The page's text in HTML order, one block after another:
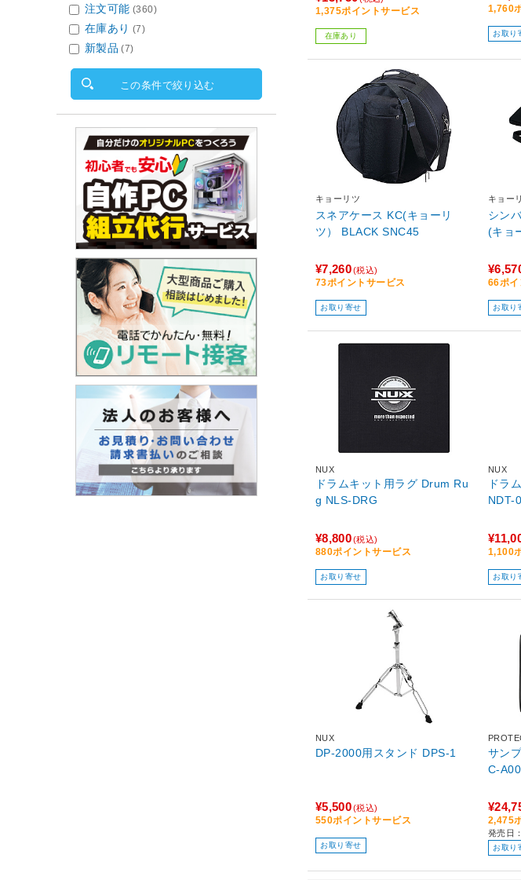
1,375ポイントサービス
在庫あり
1,760
お取り
キョーリツ
スネアケース KC(キョーリ
ツ） BLACK SNC45
¥7,260(税込)
73ポイントサービス
お取り寄せ
キョー
シン
(キョ
66ポイ
お取り
NUX
ドラムキット用ラグ Drum Ru
g NLS-DRG
¥8,800(税込)
880ポイントサービス
お取り寄せ
NUX
ドラ
NDT-
1,100
お取り
NUX
DP-2000用スタンド DPS-1
¥5,500(税込)
550ポイントサービス
お取り寄せ
サン
2,475
発売日
お取り
注文可能 (360)
在庫あり (7)
新製品 (7)
この条件で絞り込む